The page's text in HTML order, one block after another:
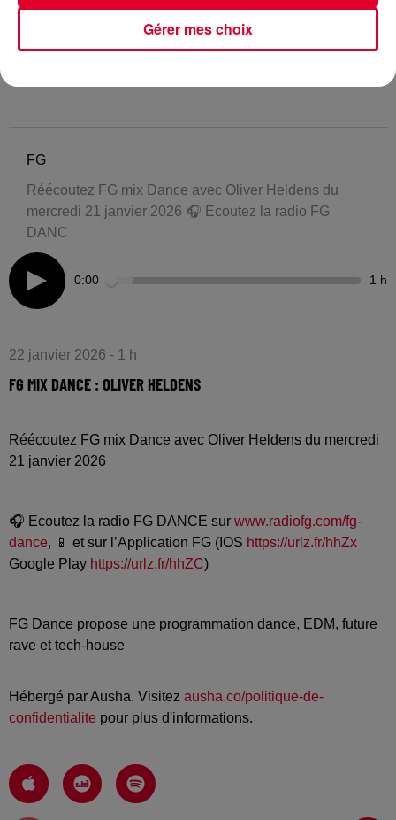
FG
Réécoutez FG mix Dance avec Oliver Heldens du
mercredi 21 janvier 2026 🎧 Ecoutez la radio FG
DANC
0:00 1 h
22 janvier 2026 - 1 h
FG MIX DANCE : OLIVER HELDENS
Réécoutez FG mix Dance avec Oliver Heldens du mercredi
21 janvier 2026
🎧 Ecoutez la radio FG DANCE sur www.radiofg.com/fg-
dance, 📱 et sur l’Application FG (IOS https://urlz.fr/hhZx
Google Play https://urlz.fr/hhZC)
FG Dance propose une programmation dance, EDM, future
rave et tech-house
Hébergé par Ausha. Visitez ausha.co/politique-de-
confidentialite pour plus d'informations.
Gérer mes choix